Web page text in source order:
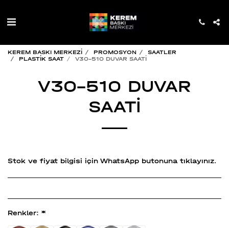
KEREM BASKI MERKEZİ PROMOSYON
SAATLER
PLASTİK SAAT
V30-510 DUVAR SAATİ
V30-510 DUVAR
SAATİ
Stok ve fiyat bilgisi için WhatsApp butonuna tıklayınız.
Renkler: *